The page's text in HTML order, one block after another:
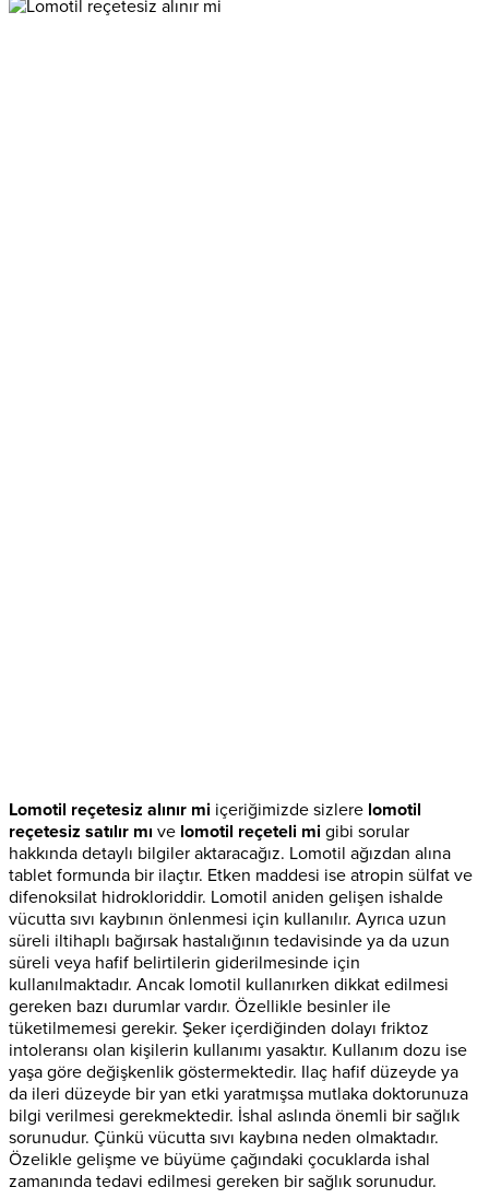
Lomotil reçetesiz alınır mi içeriğimizde sizlere lomotil
reçetesiz satılır mı ve lomotil reçeteli mi gibi sorular
hakkında detaylı bilgiler aktaracağız. Lomotil ağızdan alına
tablet formunda bir ilaçtır. Etken maddesi ise atropin sülfat ve
difenoksilat hidrokloriddir. Lomotil aniden gelişen ishalde
vücutta sıvı kaybının önlenmesi için kullanılır. Ayrıca uzun
süreli iltihaplı bağırsak hastalığının tedavisinde ya da uzun
süreli veya hafif belirtilerin giderilmesinde için
kullanılmaktadır. Ancak lomotil kullanırken dikkat edilmesi
gereken bazı durumlar vardır. Özellikle besinler ile
tüketilmemesi gerekir. Şeker içerdiğinden dolayı friktoz
intoleransı olan kişilerin kullanımı yasaktır. Kullanım dozu ise
yaşa göre değişkenlik göstermektedir. Ilaç hafif düzeyde ya
da ileri düzeyde bir yan etki yaratmışsa mutlaka doktorunuza
bilgi verilmesi gerekmektedir. İshal aslında önemli bir sağlık
sorunudur. Çünkü vücutta sıvı kaybına neden olmaktadır.
Özelikle gelişme ve büyüme çağındaki çocuklarda ishal
zamanında tedavi edilmesi gereken bir sağlık sorunudur.